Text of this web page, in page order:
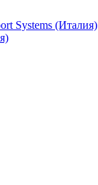
Systems (Италия)